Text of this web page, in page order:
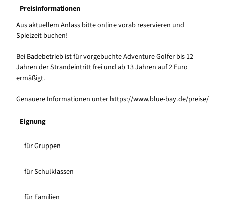
Preisinformationen
Aus aktuellem Anlass bitte online vorab reservieren und
Spielzeit buchen!
Bei Badebetrieb ist für vorgebuchte Adventure Golfer bis 12
Jahren der Strandeintritt frei und ab 13 Jahren auf 2 Euro
ermäßigt.
Genauere Informationen unter https://www.blue-bay.de/preise/
Eignung
für Gruppen
für Schulklassen
für Familien